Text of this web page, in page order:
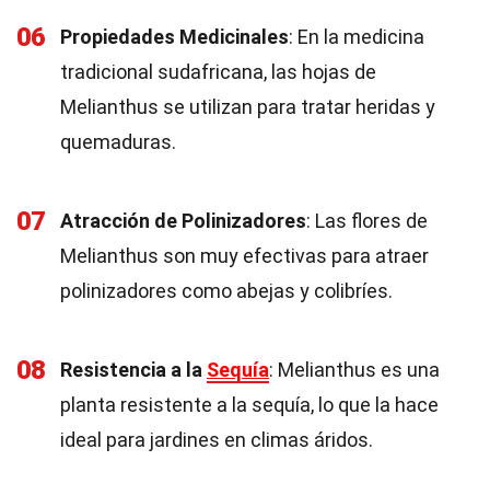
06 Propiedades Medicinales: En la medicina
tradicional sudafricana, las hojas de
Melianthus se utilizan para tratar heridas y
quemaduras.
07 Atracción de Polinizadores: Las flores de
Melianthus son muy efectivas para atraer
polinizadores como abejas y colibríes.
08 Resistencia a la Sequía: Melianthus es una
planta resistente a la sequía, lo que la hace
ideal para jardines en climas áridos.